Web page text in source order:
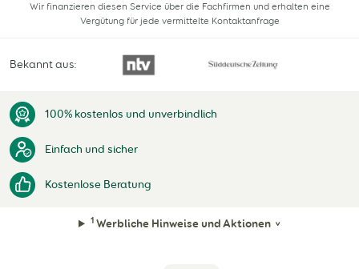
Wir finanzieren diesen Service über die Fachfirmen und erhalten eine
Vergütung für jede vermittelte Kontaktanfrage
Bekannt aus:
100% kostenlos und unverbindlich
Einfach und sicher
Kostenlose Beratung
1 Werbliche Hinweise und Aktionen